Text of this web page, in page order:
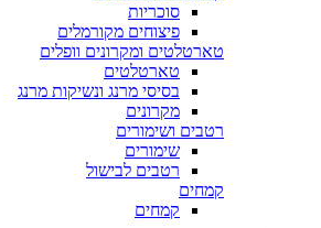
סוכריות
פיצוחים מקורמלים
טארטלטים ומקרונים וופלים
טארטלטים
בסיסי מרנג ונשיקות מרנג
מקרונים
רטבים ושימורים
שימורים
רטבים לבישול
קמחים
קמחים